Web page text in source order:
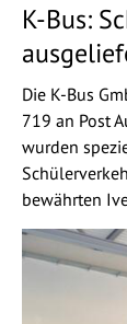
K-Bus:
Die K-Bus
719 an Post
wurden
bewährten